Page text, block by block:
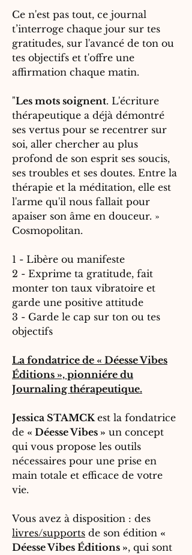
Ce n'est pas tout, ce journal
t’interroge chaque jour sur tes
gratitudes, sur l'avancé de ton ou
tes objectifs et t'offre une
affirmation chaque matin.
"Les mots soignent. L'écriture
thérapeutique a déjà démontré
ses vertus pour se recentrer sur
soi, aller chercher au plus
profond de son esprit ses soucis,
ses troubles et ses doutes. Entre la
thérapie et la méditation, elle est
l'arme qu'il nous fallait pour
apaiser son âme en douceur. »
Cosmopolitan.
1 - Libère ou manifeste
2 - Exprime ta gratitude, fait
monter ton taux vibratoire et
garde une positive attitude
3 - Garde le cap sur ton ou tes
objectifs
La fondatrice de « Déesse Vibes
Éditions », pionniére du
Journaling thérapeutique.
Jessica STAMCKest la fondatrice
de « Déesse Vibes » un concept
qui vous propose les outils
nécessaires pour une prise en
main totale et efficace de votre
vie.
Vous avez à disposition : des
livres/supports de son édition «
Déesse Vibes Éditions », qui sont